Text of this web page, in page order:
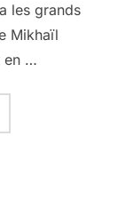
les grands
Mikhaïl
en …